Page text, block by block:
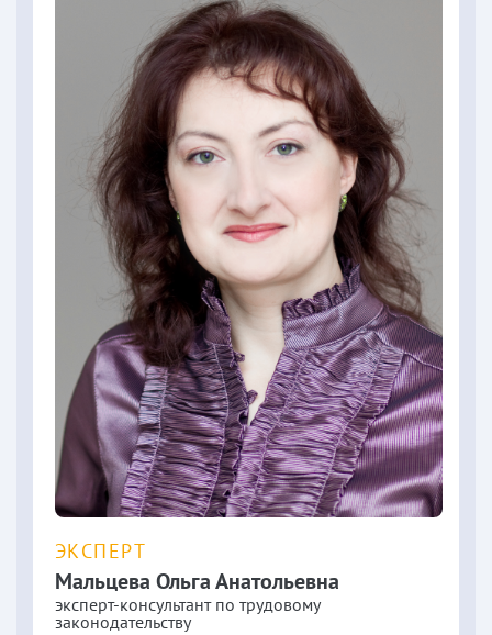
ЭКСПЕРТ
Мальцева Ольга Анатольевна
эксперт-консультант по трудовому
законодательству